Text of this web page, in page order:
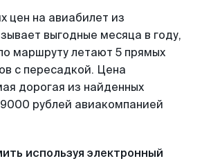
цен на авиабилет из
выгодные месяца в году,
маршруту летают 5 прямых
с пересадкой. Цена
дорогая из найденных
рублей авиакомпанией
используя электронный